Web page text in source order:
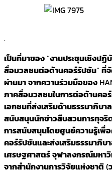
.
เป็นที่มาของ“งานประชุมเชิงปฏิ
สื่อมวลชนต่อต้านคอร์รัปชัน”ที่
ผ่านมาจากความร่วมมือของ
ภาคสื่อมวลชนในการต่อต้านคอ
เอกชนที่ส่งเสริมด้านธรรมาภิบ
สนับสนุนนักข่าวสืบสวนการทุจริต
การสนับสนุนโดยศูนย์ความรู้เพื่
คอร์รัปชันและส่งเสริมธรรมาภิบ
เศรษฐศาสตร์จุฬาลงกรณ์มหา
จากสำนักงานการวิจัยแห่งชาติ(